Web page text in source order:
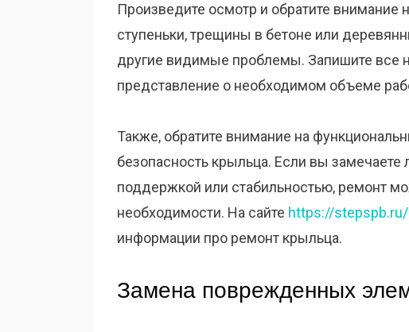
Произведите осмотр и обратите
ступеньки, трещины в бетоне или
другие видимые проблемы. Запишите все
представление о необходимом объеме
Также, обратите внимание на
безопасность крыльца. Если вы
поддержкой или стабильностью, ремонт
необходимости. На сайте https://
информации про ремонт крыльца.
Замена поврежденных